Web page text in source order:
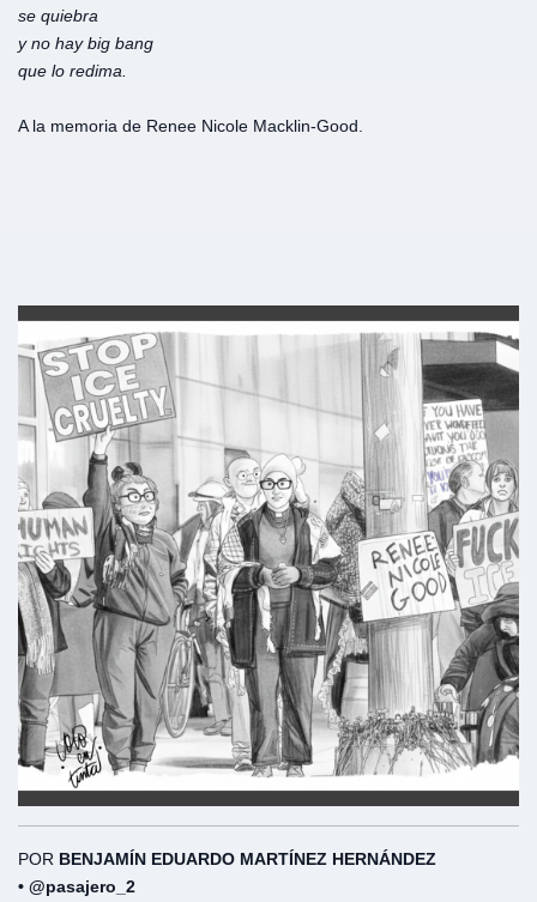
se quiebra
y no hay big bang
que lo redima.
A la memoria de Renee Nicole Macklin-Good.
POR BENJAMÍN EDUARDO MARTÍNEZ HERNÁNDEZ
• @pasajero_2